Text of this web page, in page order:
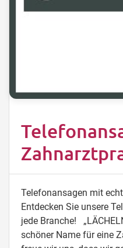
Telefonansagen mit
Entdecken Sie unsere
jede Branche!
schöner Name für eine